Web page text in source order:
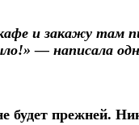
и закажу
— написала
будет прежней.